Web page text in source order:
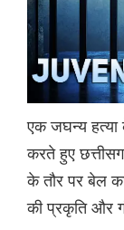
एक जघन्य हत्या
करते हुए
के तौर पर बेल
की प्रकृति और